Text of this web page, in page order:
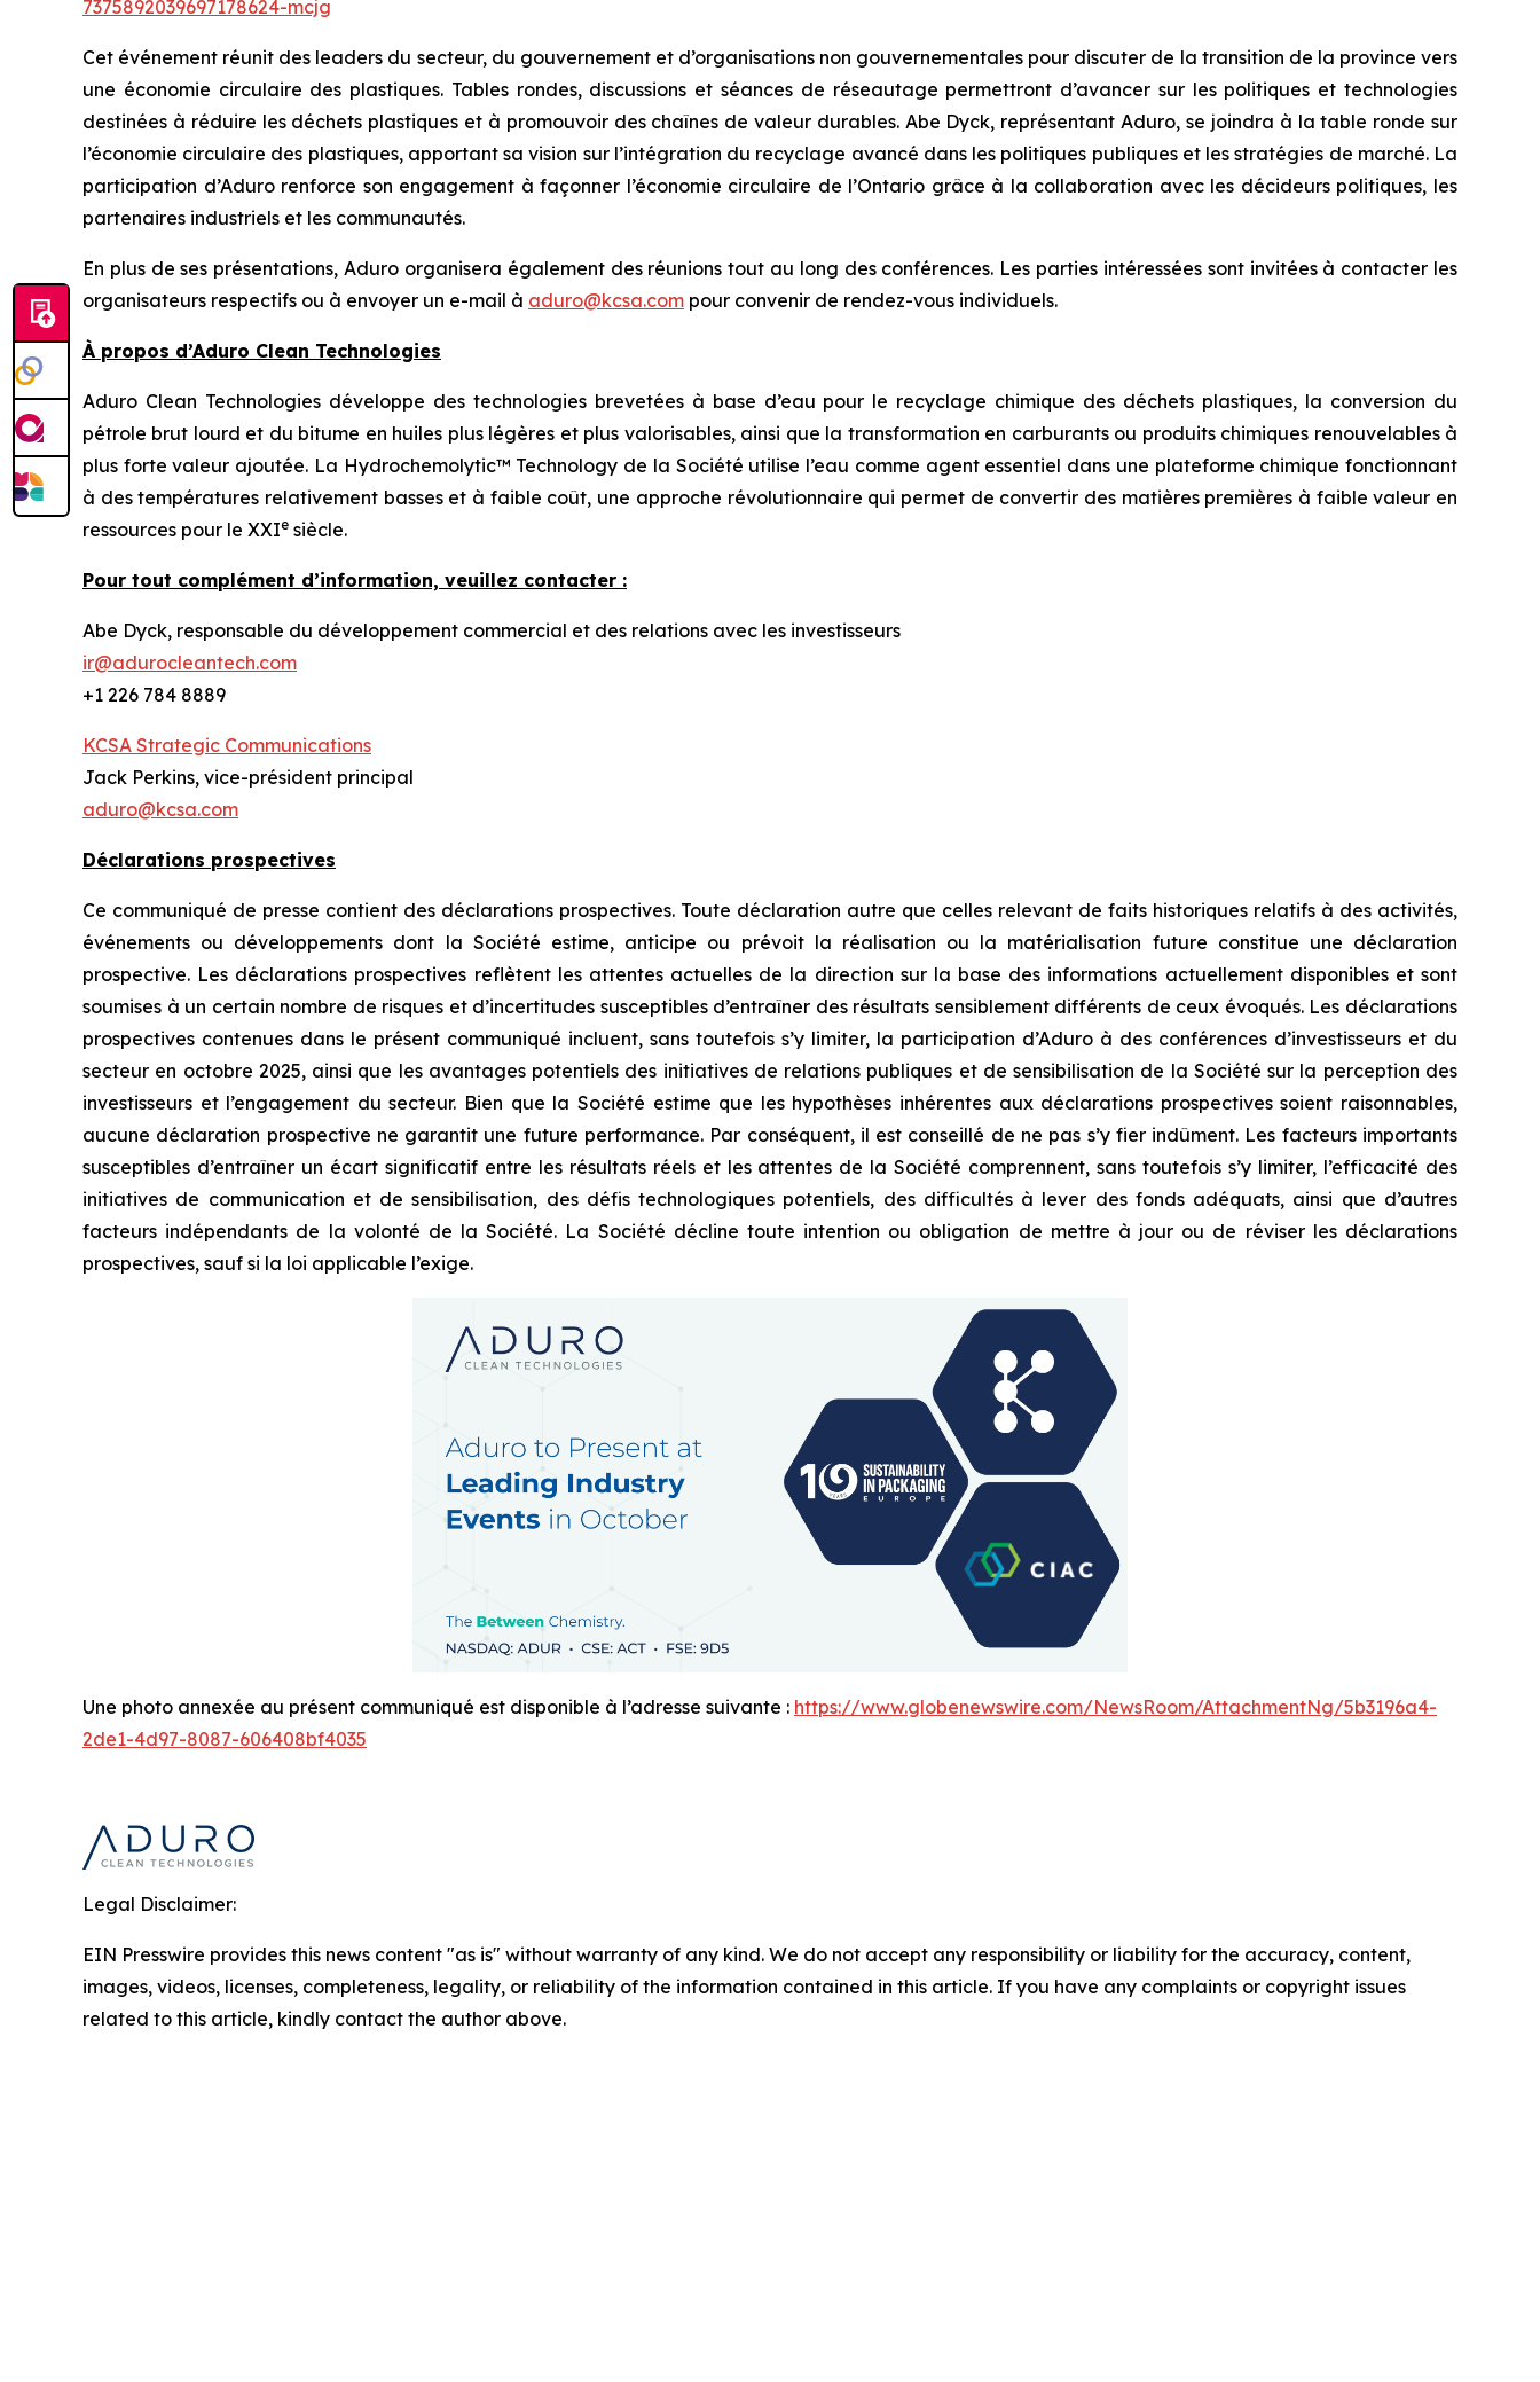
7375892039697178624-mcjg
Cet événement réunit des leaders du secteur, du gouvernement et d’organisations non gouvernementales pour discuter de la transition de la province vers
une économie circulaire des plastiques. Tables rondes, discussions et séances de réseautage permettront d’avancer sur les politiques et technologies
destinées à réduire les déchets plastiques et à promouvoir des chaînes de valeur durables. Abe Dyck, représentant Aduro, se joindra à la table ronde sur
l’économie circulaire des plastiques, apportant sa vision sur l’intégration du recyclage avancé dans les politiques publiques et les stratégies de marché. La
participation d’Aduro renforce son engagement à façonner l’économie circulaire de l’Ontario grâce à la collaboration avec les décideurs politiques, les
partenaires industriels et les communautés.
En plus de ses présentations, Aduro organisera également des réunions tout au long des conférences. Les parties intéressées sont invitées à contacter les
organisateurs respectifs ou à envoyer un e-mail à aduro@kcsa.com pour convenir de rendez-vous individuels.
À propos d’Aduro Clean Technologies
Aduro Clean Technologies développe des technologies brevetées à base d’eau pour le recyclage chimique des déchets plastiques, la conversion du
pétrole brut lourd et du bitume en huiles plus légères et plus valorisables, ainsi que la transformation en carburants ou produits chimiques renouvelables à
plus forte valeur ajoutée. La Hydrochemolytic™ Technology de la Société utilise l’eau comme agent essentiel dans une plateforme chimique fonctionnant
à des températures relativement basses et à faible coût, une approche révolutionnaire qui permet de convertir des matières premières à faible valeur en
ressources pour le XXIe siècle.
Pour tout complément d’information, veuillez contacter :
Abe Dyck, responsable du développement commercial et des relations avec les investisseurs
ir@adurocleantech.com
+1 226 784 8889
KCSA Strategic Communications
Jack Perkins, vice-président principal
aduro@kcsa.com
Déclarations prospectives
Ce communiqué de presse contient des déclarations prospectives. Toute déclaration autre que celles relevant de faits historiques relatifs à des activités,
événements ou développements dont la Société estime, anticipe ou prévoit la réalisation ou la matérialisation future constitue une déclaration
prospective. Les déclarations prospectives reflètent les attentes actuelles de la direction sur la base des informations actuellement disponibles et sont
soumises à un certain nombre de risques et d’incertitudes susceptibles d’entraîner des résultats sensiblement différents de ceux évoqués. Les déclarations
prospectives contenues dans le présent communiqué incluent, sans toutefois s’y limiter, la participation d’Aduro à des conférences d’investisseurs et du
secteur en octobre 2025, ainsi que les avantages potentiels des initiatives de relations publiques et de sensibilisation de la Société sur la perception des
investisseurs et l’engagement du secteur. Bien que la Société estime que les hypothèses inhérentes aux déclarations prospectives soient raisonnables,
aucune déclaration prospective ne garantit une future performance. Par conséquent, il est conseillé de ne pas s’y fier indûment. Les facteurs importants
susceptibles d’entraîner un écart significatif entre les résultats réels et les attentes de la Société comprennent, sans toutefois s’y limiter, l’efficacité des
initiatives de communication et de sensibilisation, des défis technologiques potentiels, des difficultés à lever des fonds adéquats, ainsi que d’autres
facteurs indépendants de la volonté de la Société. La Société décline toute intention ou obligation de mettre à jour ou de réviser les déclarations
prospectives, sauf si la loi applicable l’exige.
Une photo annexée au présent communiqué est disponible à l’adresse suivante : https://www.globenewswire.com/NewsRoom/AttachmentNg/5b3196a4-
2de1-4d97-8087-606408bf4035
Legal Disclaimer:
EIN Presswire provides this news content "as is" without warranty of any kind. We do not accept any responsibility or liability for the accuracy, content,
images, videos, licenses, completeness, legality, or reliability of the information contained in this article. If you have any complaints or copyright issues
related to this article, kindly contact the author above.